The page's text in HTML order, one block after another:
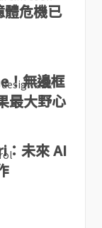
危機已
！無邊框
最大野心
：未來 AI